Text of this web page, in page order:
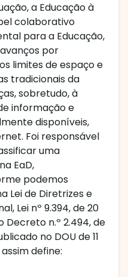
a Educação à
colaborativo
para a Educação,
por
limites de espaço e
tradicionais da
sobretudo, à
informação e
disponíveis,
Foi responsável
uma
EaD,
podemos
Lei de Diretrizes e
Lei nº 9.394, de 20
Decreto n.º 2.494, de
no DOU de 11
define: